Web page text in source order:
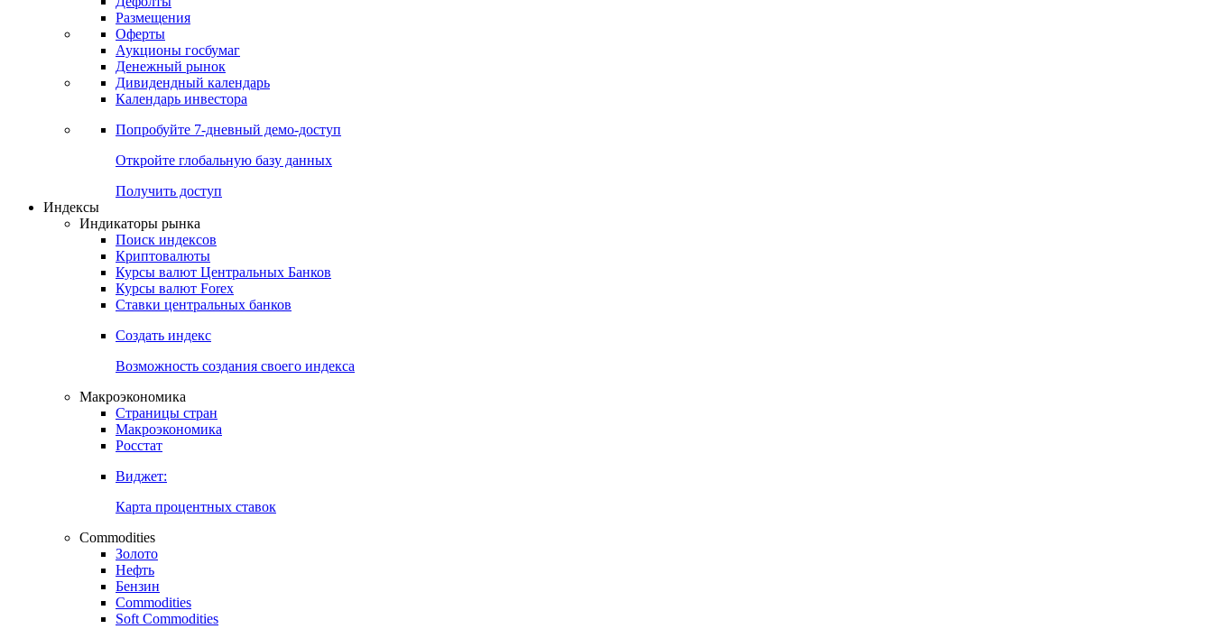
Получить доступ
Календарь
Календарь событий
Дефолты
Размещения
Оферты
Аукционы госбумаг
Денежный рынок
Дивидендный календарь
Календарь инвестора
Попробуйте7-дневный
Получить доступ
Индикаторы рынка
Поиск индексов
Криптовалюты
Курсы валют Центральных Банков
Курсы валют Forex
Ставки центральных банков
Создать индекс
Возможность создания своего индекса
Макроэкономика
Страницы стран
Макроэкономика
Росстат
Виджет:
Карта процентных ставок
Commodities
Золото